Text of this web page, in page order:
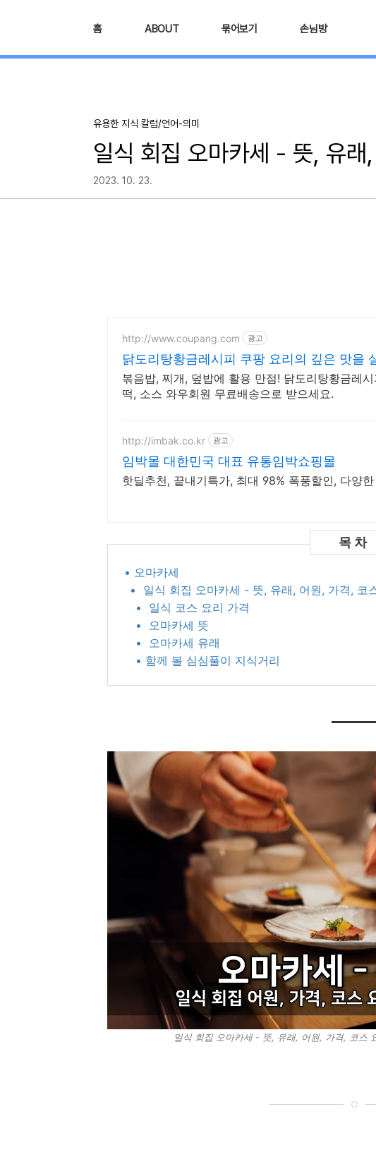
홈 ABOUT 묶어보기 손님방
유용한 지식 칼럼/언어-의미
일식 회집 오마카세 - 뜻, 유래
2023. 10. 23.
http://www.coupang.com 광고
닭도리탕황금레시피 쿠팡 요리의 깊은 맛을
볶음밥, 찌개, 덮밥에 활용 만점! 닭도리탕황금레
떡, 소스 와우회원 무료배송으로 받으세요.
http://imbak.co.kr 광고
임박몰 대한민국 대표 유통임박쇼핑몰
핫딜추천, 끝내기특가, 최대 98% 폭풍할인, 다양
• 오마카세
• ​ 일식 회집 오마카세 - 뜻, 유래, 어원, 가격, 코
• ​ 일식 코스 요리 가격
• ​ 오마카세 뜻
• ​ 오마카세 유래
• 함께 볼 심심풀이 지식거리
일식 회집 오마카세 - 뜻, 유래, 어원, 가격, 코